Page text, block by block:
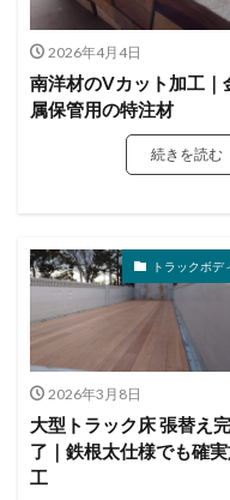
2026年4月4日
南洋材のVカット加工｜
属保管用の特注材
続きを読む
トラックボデ
2026年3月8日
大型トラック床 張替え完
了｜鉄根太仕様でも確
工